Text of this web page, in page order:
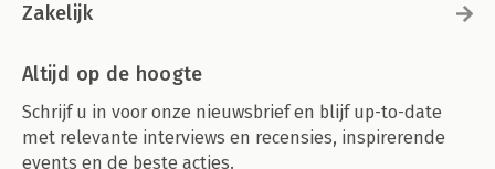
Zakelijk
Altijd op de hoogte
Schrijf u in voor onze nieuwsbrief en blijf up-to-date
met relevante interviews en recensies, inspirerende
events en de beste acties.